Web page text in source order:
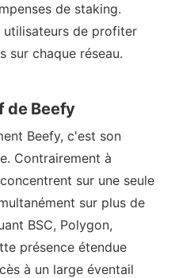
de staking.
de profiter
sur chaque réseau.
de Beefy
Beefy, c'est son
Contrairement à
sur une seule
sur plus de
BSC, Polygon,
présence étendue
à un large éventail